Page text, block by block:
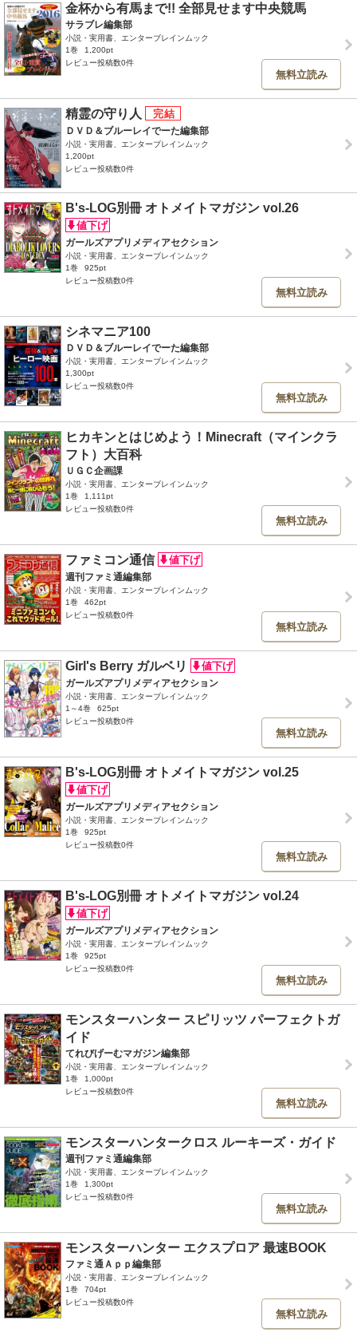
金杯から有馬まで!! 全部見せます中央競馬
サラブレ編集部
小説・実用書、エンターブレインムック
1巻
1,200pt
レビュー投稿数0件
無料立読み
精霊の守り人
ＤＶＤ＆ブルーレイでーた編集部
小説・実用書、エンターブレインムック
1,200pt
レビュー投稿数0件
B's-LOG別冊 オトメイトマガジン vol.26
ガールズアプリメディアセクション
小説・実用書、エンターブレインムック
1巻
925pt
レビュー投稿数0件
無料立読み
シネマニア100
ＤＶＤ＆ブルーレイでーた編集部
小説・実用書、エンターブレインムック
1,300pt
レビュー投稿数0件
無料立読み
ヒカキンとはじめよう！Minecraft（マインクラ
フト）大百科
ＵＧＣ企画課
小説・実用書、エンターブレインムック
1巻
1,111pt
レビュー投稿数0件
無料立読み
ファミコン通信
週刊ファミ通編集部
小説・実用書、エンターブレインムック
1巻
462pt
レビュー投稿数0件
無料立読み
Girl's Berry ガルベリ
ガールズアプリメディアセクション
小説・実用書、エンターブレインムック
1～4巻
625pt
レビュー投稿数0件
無料立読み
B's-LOG別冊 オトメイトマガジン vol.25
ガールズアプリメディアセクション
小説・実用書、エンターブレインムック
1巻
925pt
レビュー投稿数0件
無料立読み
B's-LOG別冊 オトメイトマガジン vol.24
ガールズアプリメディアセクション
小説・実用書、エンターブレインムック
1巻
925pt
レビュー投稿数0件
無料立読み
モンスターハンター スピリッツ パーフェクトガ
イド
てれびげーむマガジン編集部
小説・実用書、エンターブレインムック
1巻
1,000pt
レビュー投稿数0件
無料立読み
モンスターハンタークロス ルーキーズ・ガイド
週刊ファミ通編集部
小説・実用書、エンターブレインムック
1巻
1,300pt
レビュー投稿数0件
無料立読み
モンスターハンター エクスプロア 最速BOOK
ファミ通Ａｐｐ編集部
小説・実用書、エンターブレインムック
1巻
704pt
レビュー投稿数0件
無料立読み